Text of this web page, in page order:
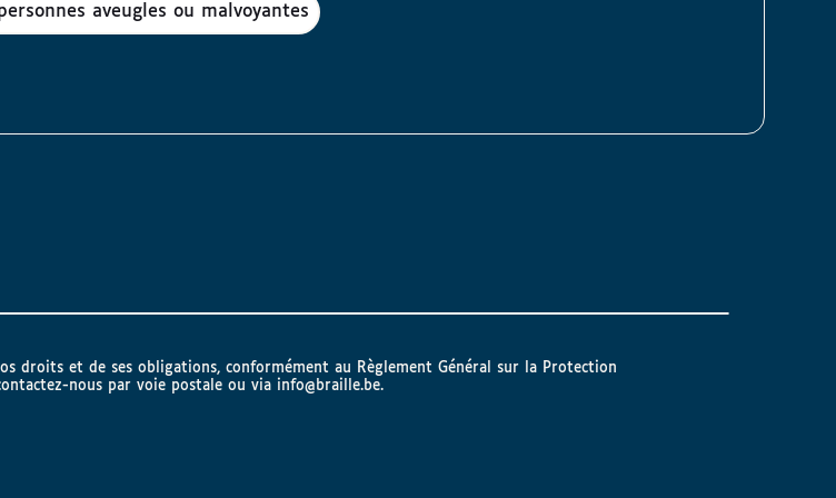
aveugles ou malvoyantes
droits et de ses obligations, conformément au Règlement Général sur la Protection
nous par voie postale ou via info@braille.be.